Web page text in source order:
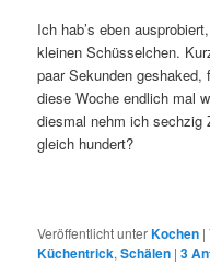
Ich hab’s eben
kleinen Schüsselchen.
paar Sekunden
diese Woche endlich mal
diesmal nehm ich sechzig
gleich hundert?
Veröffentlicht unterKochen |
Küchentrick,Schälen |3